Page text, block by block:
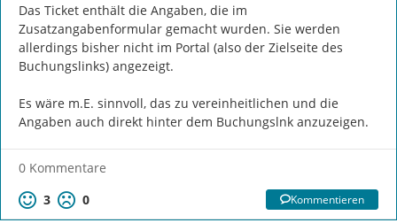
Das Ticket enthält die Angaben, die im
Zusatzangabenformular gemacht wurden. Sie werden
allerdings bisher nicht im Portal (also der Zielseite des
Buchungslinks) angezeigt.
Es wäre m.E. sinnvoll, das zu vereinheitlichen und die
Angaben auch direkt hinter dem Buchungslnk anzuzeigen.
0 Kommentare
3
0 Kommentieren